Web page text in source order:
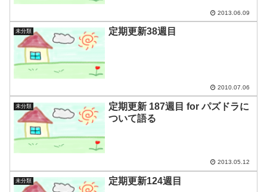
2013.06.09
未分類 定期更新38週目
2010.07.06
未分類
定期更新 187週目 for パズドラに
ついて語る
2013.05.12
未分類 定期更新124週目